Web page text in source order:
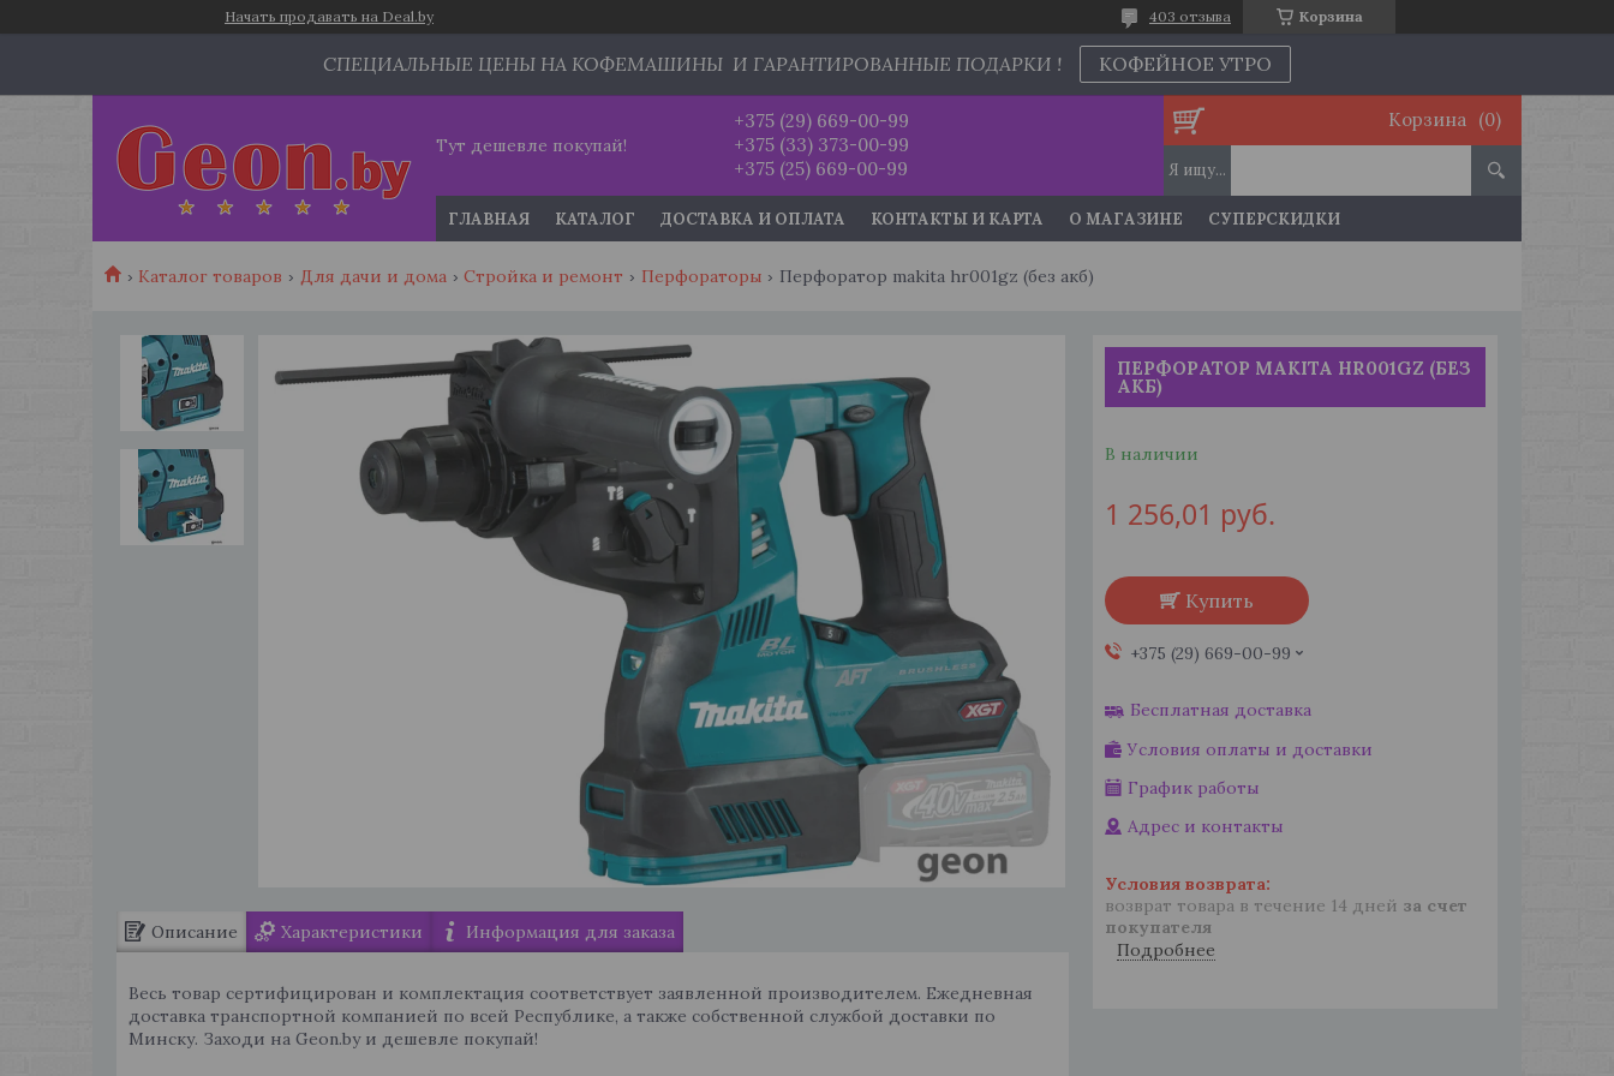
Начать продавать на Deal.by Корзина
403 отзыва
СПЕЦИАЛЬНЫЕ ЦЕНЫ НА КОФЕМАШИНЫ И ГАРАНТИРОВАННЫЕ ПОДАРКИ ! КОФЕЙНОЕ УТРО
Тут дешевле покупай!
+375 (29) 669-00-99
+375 (33) 373-00-99
+375 (25) 669-00-99
Корзина
ГЛАВНАЯ КАТАЛОГ ДОСТАВКА И ОПЛАТА КОНТАКТЫ И КАРТА О МАГАЗИНЕ СУПЕРСКИДКИ
Каталог товаров Для дачи и дома Стройка и ремонт Перфораторы Перфоратор makita hr001gz (без акб)
Описание Характеристики Информация для заказа
Весь товар сертифицирован и комплектация соответствует заявленной производителем. Ежедневная
доставка транспортной компанией по всей Республике, а также собственной службой доставки по
Минску. Заходи на Geon.by и дешевле покупай!
ПЕРФОРАТОР MAKITA HR001GZ (БЕЗ
АКБ)
В наличии
1 256,01 руб.
Купить
+375 (29) 669-00-99
Бесплатная доставка
Условия оплаты и доставки
График работы
Адрес и контакты
возврат товара в течение 14 дней за счет
покупателя
Подробнее